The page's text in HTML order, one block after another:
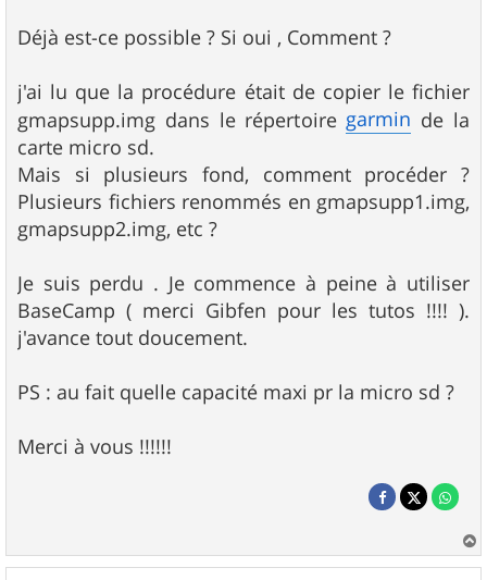
Déjà est-ce possible ? Si oui , Comment ?
j'ai lu que la procédure était de copier le fichier
gmapsupp.img dans le répertoiregarmin de la
carte micro sd.
Mais si plusieurs fond, comment procéder ?
Plusieurs fichiers renommés en gmapsupp1.img,
gmapsupp2.img, etc ?
Je suis perdu . Je commence à peine à utiliser
BaseCamp ( merci Gibfen pour les tutos !!!! ).
j'avance tout doucement.
PS : au fait quelle capacité maxi pr la micro sd ?
Merci à vous !!!!!!
a